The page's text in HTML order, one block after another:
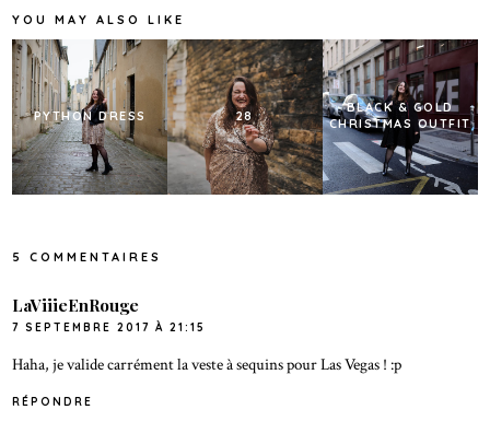
YOU MAY ALSO LIKE
PYTHON DRESS 28
BLACK & GOLD
CHRISTMAS OUTFIT
5 COMMENTAIRES
LaViiieEnRouge
7 SEPTEMBRE 2017 À 21:15
Haha, je valide carrément la veste à sequins pour Las Vegas ! :p
RÉPONDRE